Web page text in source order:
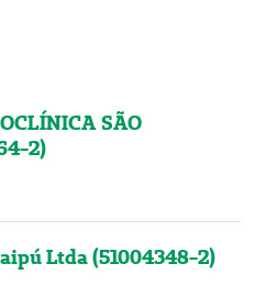
SÃO
2)
Ltda (51004348-2)